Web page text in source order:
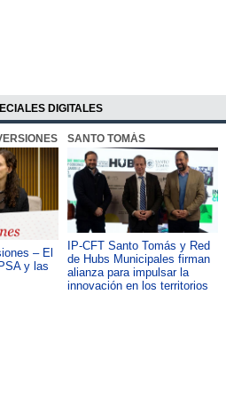
DIGITALES
– El
y las
SANTO TOMÁS
IP-CFT Santo Tomás y Red
de Hubs Municipales firman
alianza para impulsar la
innovación en los territorios